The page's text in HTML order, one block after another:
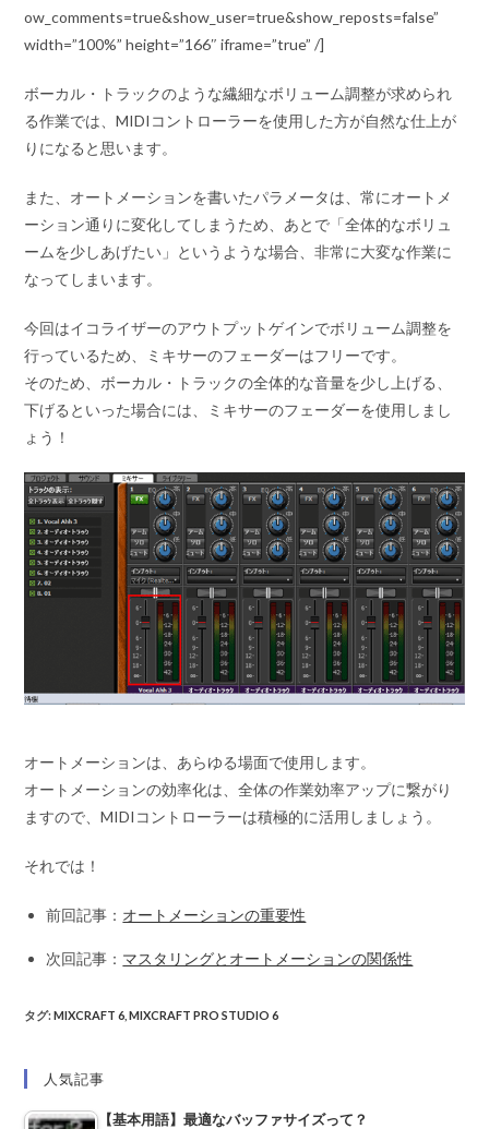
ow_comments=true&show_user=true&show_reposts=false”
width=”100%” height=”166″ iframe=”true” /]
ボーカル・トラックのような繊細なボリューム調整が求められ
る作業では、MIDIコントローラーを使用した方が自然な仕上が
りになると思います。
また、オートメーションを書いたパラメータは、常にオートメ
ーション通りに変化してしまうため、あとで「全体的なボリュ
ームを少しあげたい」というような場合、非常に大変な作業に
なってしまいます。
今回はイコライザーのアウトプットゲインでボリューム調整を
行っているため、ミキサーのフェーダーはフリーです。
そのため、ボーカル・トラックの全体的な音量を少し上げる、
下げるといった場合には、ミキサーのフェーダーを使用しまし
ょう！
オートメーションは、あらゆる場面で使用します。
オートメーションの効率化は、全体の作業効率アップに繋がり
ますので、MIDIコントローラーは積極的に活用しましょう。
それでは！
前回記事： オートメーションの重要性
次回記事： マスタリングとオートメーションの関係性
タグ:MIXCRAFT 6 MIXCRAFT PRO STUDIO 6
人気記事
【基本用語】最適なバッファサイズって？